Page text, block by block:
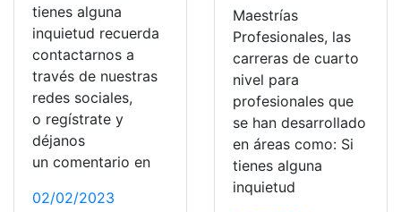
tienes alguna
inquietud recuerda
contactarnos a
través de nuestras
redes sociales,
o regístrate y
déjanos
un comentario en
02/02/2023
Maestrías
Profesionales, las
carreras de cuarto
nivel para
profesionales que
se han desarrollado
en áreas como: Si
tienes alguna
inquietud